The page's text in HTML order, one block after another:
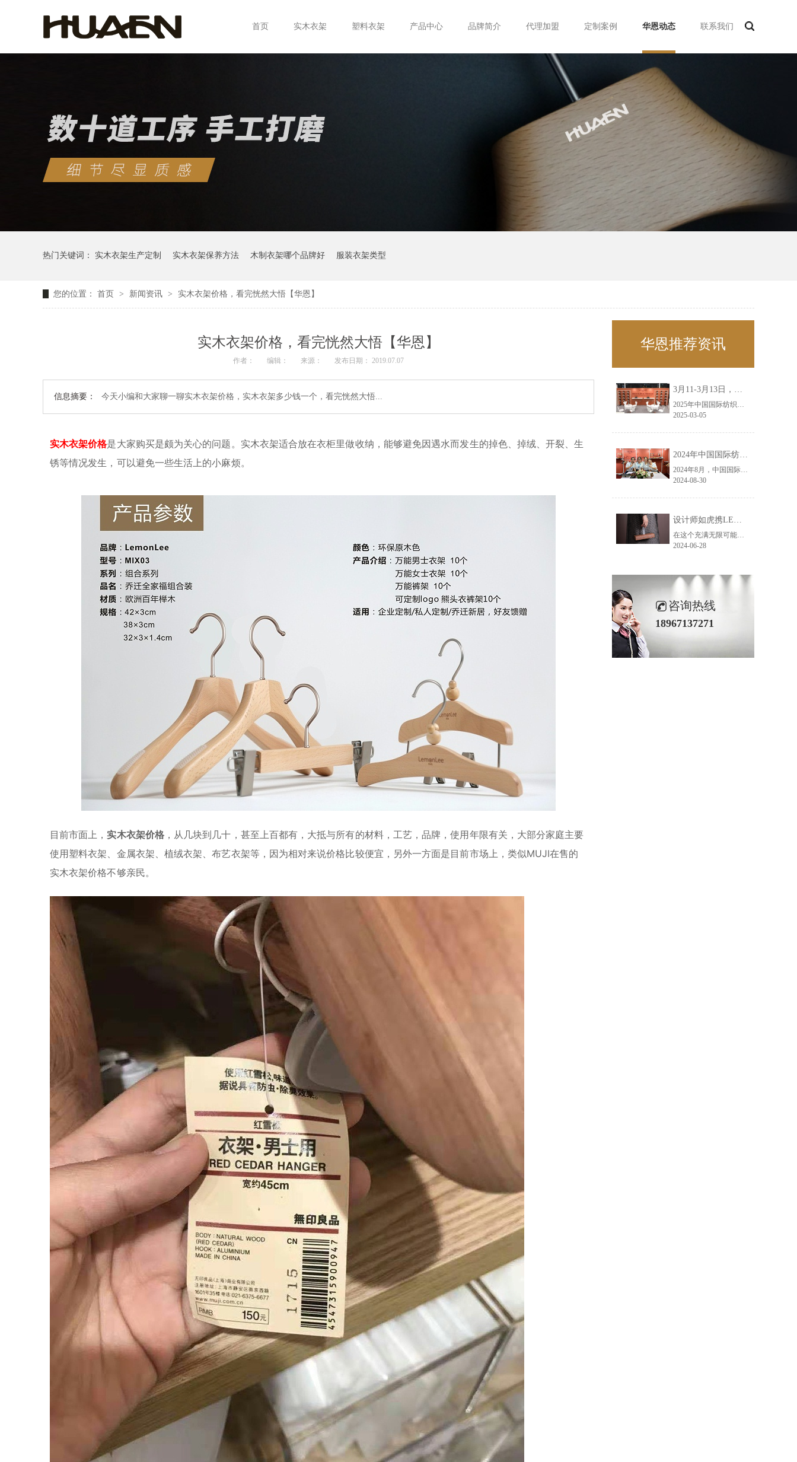
首页 实木衣架 塑料衣架 产品中心 品牌简介 代理加盟 定制案例 华恩动态 联系我们
热门关键词： 实木衣架生产定制 实木衣架保养方法 木制衣架哪个品牌好 服装衣架类型
您的位置： 首页 > 新闻资讯 > 实木衣架价格，看完恍然大悟【华恩】
实木衣架价格，看完恍然大悟【华恩】
作者： 编辑： 来源： 发布日期： 2019.07.07
信息摘要： 今天小编和大家聊一聊实木衣架价格，实木衣架多少钱一个，看完恍然大悟...
实木衣架价格是大家购买是颇为关心的问题。 实木衣架适合放在衣柜里做收纳，能够避免因遇水而发生的掉色、掉绒、开裂、生
锈等情况发生，可以避免一些生活上的小麻烦。
目前市面上， 实木衣架价格，从几块到几十，甚至上百都有，大抵与所有的材料，工艺，品牌，使用年限有关，大部分家庭主要
使用塑料衣架、金属衣架、植绒衣架、布艺衣架等，因为相对来说价格比较便宜，另外一方面是目前市场上，类似MUJI在售的
实木衣架价格不够亲民。
华恩推荐资讯
3月11-3月13日，华恩诚邀您共赴上海面辅料春夏展——华恩
2025年中国国际纺织面料及辅料（春夏）博览会即将盛大开启！感谢您对华恩品牌的关注！3.11-3.13，杭州华恩（LEMONLEE）诚邀您共赴这场春日的宴会！
2025-03-05
2024年中国国际纺织面料及辅料（秋冬）博览会完美收官！——华恩
2024年8月，中国国际纺织面料及辅料（秋冬）博览会完美收官！作为一家拥有30年历史的专业衣架制造商，我们非常荣幸能够参与这一盛会，并在此期间与众多客户进行了广泛而深入的交流。
2024-08-30
设计师如虎携LEMONLEE红雪松礼盒荣获第六届未来·已来香港新锐当代设计奖铜奖
在这个充满无限可能的2024年夏季，LEMONLEE品牌设计师如虎以其非凡的创意与对自然的深刻理解，精心打造的红雪松木球礼盒，在“2024未来·已来——第六届香港新锐当代设计奖”中摘得铜奖。这不仅是对设计师如虎原创设计能力的嘉奖，更是对LEMONLEE品牌的高度认可。
2024-06-28
咨询热线
18967137271